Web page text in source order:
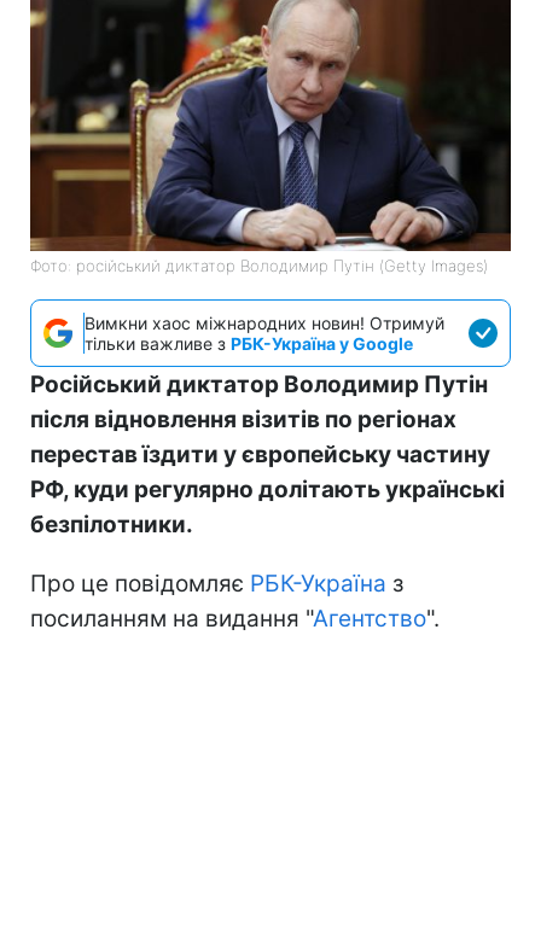
Фото: російський диктатор Володимир Путін (Getty Images)
Вимкни хаос міжнародних новин! Отримуй
тільки важливе з РБК-Україна у Google
Російський диктатор Володимир Путін
після відновлення візитів по регіонах
перестав їздити у європейську частину
РФ, куди регулярно долітають українські
безпілотники.
Про це повідомляє РБК-Україна з
посиланням на видання "Агентство".